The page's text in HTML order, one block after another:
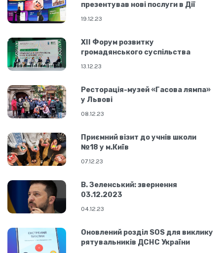
презентував нові послуги в Дії
19.12.23
XII Форум розвитку
громадянського суспільства
13.12.23
Ресторація-музей «Гасова лямпа»
у Львові
08.12.23
Приємний візит до учнів школи
№18 у м.Київ
07.12.23
В. Зеленський: звернення
03.12.2023
04.12.23
Оновлений розділ SOS для виклику
рятувальників ДСНС України